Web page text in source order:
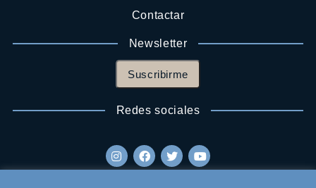
Contactar
Newsletter
Suscribirme
Redes sociales